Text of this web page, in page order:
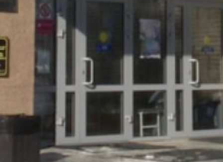
слухоречевой реабилитации, адаптация
и реабилитация ребёнка в обществе будет
практически полной,» — комментирует
заведующая центром Елена Кропачева.
В 2025 году Центр получил лицензию
на реабилитацию пациентов
с кохлеарными имплантами. На данный
момент под наблюдением находятся 106
детей, которым была проведена такая
имплантации планируется закупка нового
оборудования, включая программаторы
для настройки имплантов и современные
Напомним, что сурдологическая служба
в краевой клинической больнице